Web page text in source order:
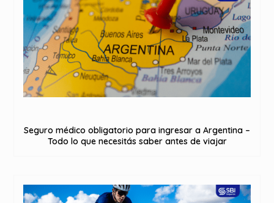
Seguro médico obligatorio para ingresar a Argentina –
Todo lo que necesitás saber antes de viajar